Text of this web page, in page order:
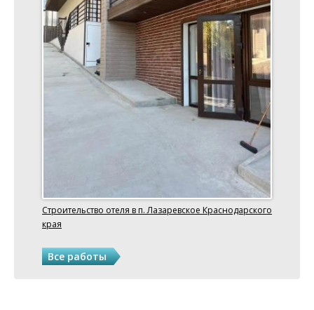
Строительство отеля в п. Лазаревское Краснодарского
края
Все работы